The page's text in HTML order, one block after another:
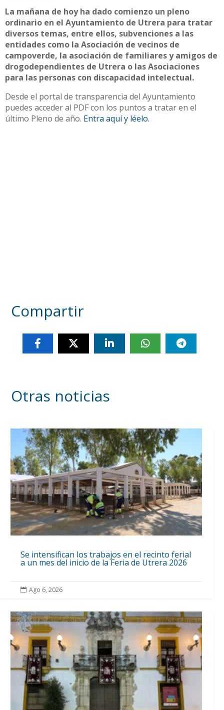
La mañana de hoy ha dado comienzo un pleno
ordinario en el Ayuntamiento de Utrera para tratar
diversos temas, entre ellos, subvenciones a las
entidades como la Asociación de vecinos de
campoverde, la asociación de familiares y amigos de
drogodependientes de Utrera o las Asociaciones
para las personas con discapacidad intelectual.
Desde el portal de transparencia del Ayuntamiento
puedes acceder al PDF con los puntos a tratar en el
último Pleno de año. Entra aquí y léelo.
Compartir
Otras noticias
Se intensifican los trabajos en el recinto ferial
a un mes del inicio de la Feria de Utrera 2026
 Ago 6, 2026